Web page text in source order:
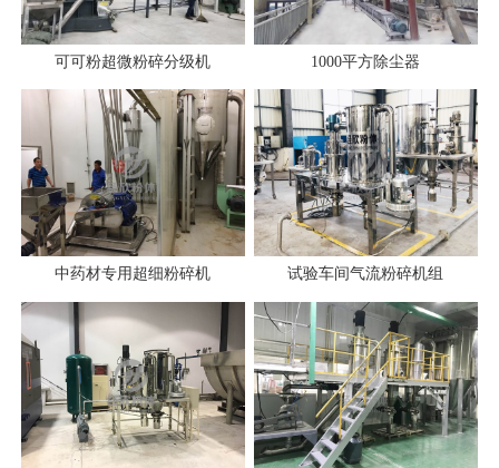
可可粉超微粉碎分级机 1000平方除尘器
中药材专用超细粉碎机 试验车间气流粉碎机组